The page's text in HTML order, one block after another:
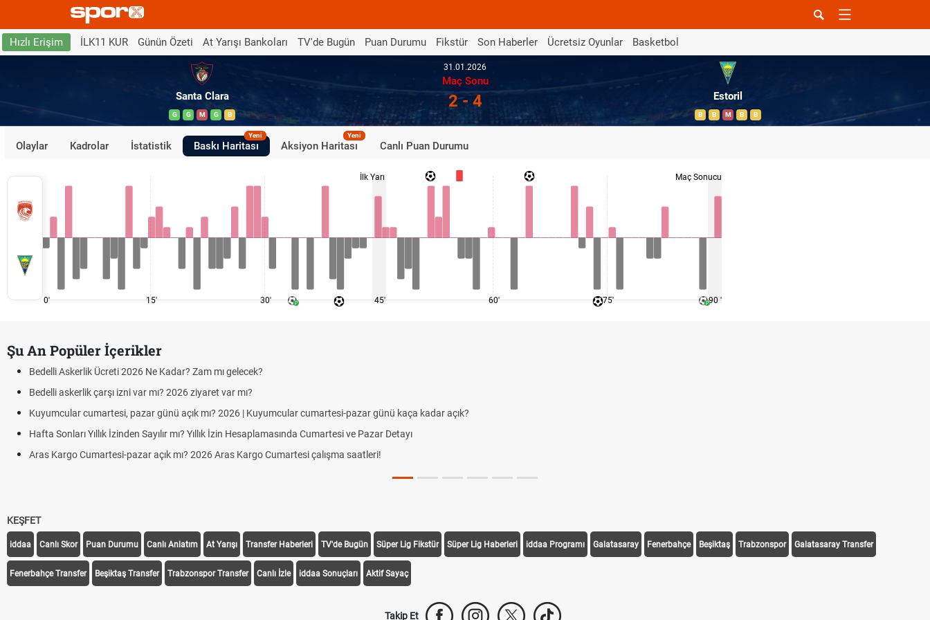
Hızlı Erişim İLK11 KUR Günün Özeti At Yarışı Bankoları TV'de Bugün Puan Durumu Fikstür Son Haberler Ücretsiz Oyunlar Basketbol
Santa Clara
G G M G B
31.01.2026
Maç Sonu
2 - 4 Estoril
B B M B B
Olaylar Kadrolar İstatistik Baskı Haritası
Yeni
Aksiyon Haritası
Yeni
Canlı Puan Durumu
0' 15' 30'
İlk Yarı
45' 60' 75'
Maç Sonucu
90 '
Şu An Popüler İçerikler
Bedelli Askerlik Ücreti 2026 Ne Kadar? Zam mı gelecek?
Bedelli askerlik çarşı izni var mı? 2026 ziyaret var mı?
Kuyumcular cumartesi, pazar günü açık mı? 2026 | Kuyumcular cumartesi-pazar günü kaça kadar açık?
Hafta Sonları Yıllık İzinden Sayılır mı? Yıllık İzin Hesaplamasında Cumartesi ve Pazar Detayı
Aras Kargo Cumartesi-pazar açık mı? 2026 Aras Kargo Cumartesi çalışma saatleri!
KEŞFET
iddaa Canlı Skor Puan Durumu Canlı Anlatım At Yarışı Transfer Haberleri TV'de Bugün Süper Lig Fikstür Süper Lig Haberleri iddaa Programı Galatasaray Fenerbahçe Beşiktaş Trabzonspor Galatasaray Transfer
Fenerbahçe Transfer Beşiktaş Transfer Trabzonspor Transfer Canlı İzle iddaa Sonuçları Aktif Sayaç
Takip Et